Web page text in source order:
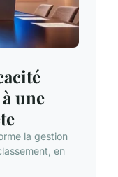
une
la gestion
en